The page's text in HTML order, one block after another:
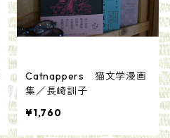
Catnappers 猫文学漫画
集／長崎訓子
¥1,760